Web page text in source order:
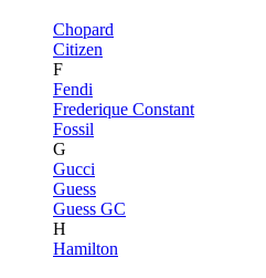
Chopard
Citizen
F
Fendi
Frederique Constant
Fossil
G
Gucci
Guess
Guess GC
H
Hamilton